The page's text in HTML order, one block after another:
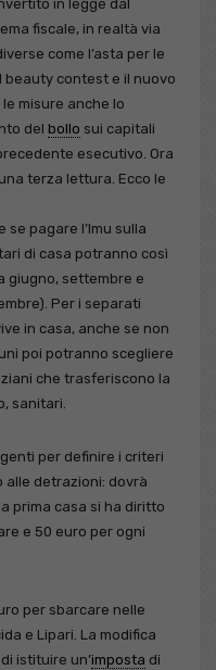
in legge dal
fiscale, in realtà via
come l’asta per le
contest e il nuovo
misure anche lo
del bollo sui capitali
esecutivo. Ora
terza lettura. Ecco le
pagare l’Imu sulla
di casa potranno così
giugno, settembre e
Per i separati
in casa, anche se non
poi potranno scegliere
che trasferiscono la
sanitari.
per definire i criteri
alle detrazioni: dovrà
prima casa si ha diritto
e 50 euro per ogni
per sbarcare nelle
e Lipari. La modifica
istituire un’imposta di